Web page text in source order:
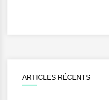
ARTICLES RÉCENTS